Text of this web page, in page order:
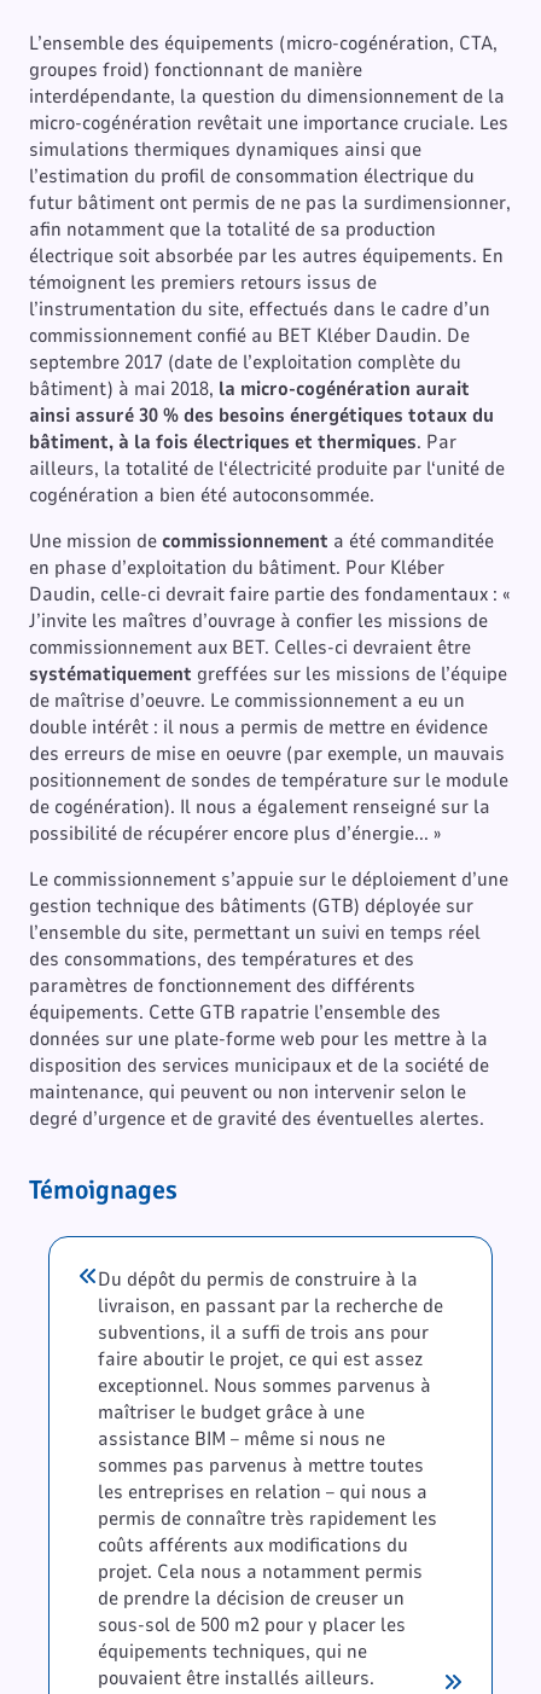
L’ensemble des équipements (micro-cogénération, CTA,
groupes froid) fonctionnant de manière
interdépendante, la question du dimensionnement de la
micro-cogénération revêtait une importance cruciale. Les
simulations thermiques dynamiques ainsi que
l’estimation du profil de consommation électrique du
futur bâtiment ont permis de ne pas la surdimensionner,
afin notamment que la totalité de sa production
électrique soit absorbée par les autres équipements. En
témoignent les premiers retours issus de
l’instrumentation du site, effectués dans le cadre d’un
commissionnement confié au BET Kléber Daudin. De
septembre 2017 (date de l’exploitation complète du
bâtiment) à mai 2018, la micro-cogénération aurait
ainsi assuré 30 % des besoins énergétiques totaux du
bâtiment, à la fois électriques et thermiques. Par
ailleurs, la totalité de l‘électricité produite par l‘unité de
cogénération a bien été autoconsommée.
Une mission decommissionnement a été commanditée
en phase d’exploitation du bâtiment. Pour Kléber
Daudin, celle-ci devrait faire partie des fondamentaux : «
J’invite les maîtres d’ouvrage à confier les missions de
commissionnement aux BET. Celles-ci devraient être
systématiquement greffées sur les missions de l’équipe
de maîtrise d’oeuvre. Le commissionnement a eu un
double intérêt : il nous a permis de mettre en évidence
des erreurs de mise en oeuvre (par exemple, un mauvais
positionnement de sondes de température sur le module
de cogénération). Il nous a également renseigné sur la
possibilité de récupérer encore plus d’énergie... »
Le commissionnement s’appuie sur le déploiement d’une
gestion technique des bâtiments (GTB) déployée sur
l’ensemble du site, permettant un suivi en temps réel
des consommations, des températures et des
paramètres de fonctionnement des différents
équipements. Cette GTB rapatrie l’ensemble des
données sur une plate-forme web pour les mettre à la
disposition des services municipaux et de la société de
maintenance, qui peuvent ou non intervenir selon le
degré d’urgence et de gravité des éventuelles alertes.
Témoignages
Du dépôt du permis de construire à la
livraison, en passant par la recherche de
subventions, il a suffi de trois ans pour
faire aboutir le projet, ce qui est assez
exceptionnel. Nous sommes parvenus à
maîtriser le budget grâce à une
assistance BIM – même si nous ne
sommes pas parvenus à mettre toutes
les entreprises en relation – qui nous a
permis de connaître très rapidement les
coûts afférents aux modifications du
projet. Cela nous a notamment permis
de prendre la décision de creuser un
sous-sol de 500 m2 pour y placer les
équipements techniques, qui ne
pouvaient être installés ailleurs.